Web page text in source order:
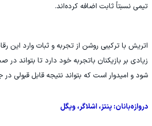
تیمی نسبتاً ثابت اضافه کرده‌اند.
اتریش با ترکیبی روشن از تجربه و ثبات وارد این
زیادی بر بازیکنان باتجربه خود دارد تا بتواند در
شود و امیدوار است که بتواند نتیجه قابل قبولی
دروازه‌بانان: پنتز، اشلاگر، ویگل